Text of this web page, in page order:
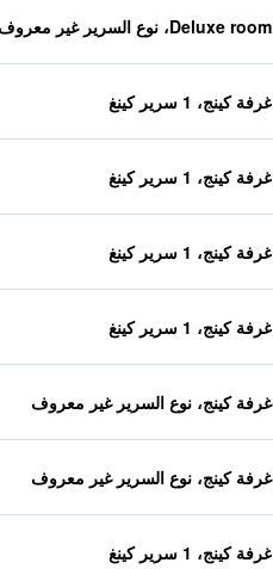
Deluxe room، نوع السرير غير معروف
غرفة كينج، 1 سرير كينغ
غرفة كينج، 1 سرير كينغ
غرفة كينج، 1 سرير كينغ
غرفة كينج، 1 سرير كينغ
غرفة كينج، نوع السرير غير معروف
غرفة كينج، نوع السرير غير معروف
غرفة كينج، 1 سرير كينغ